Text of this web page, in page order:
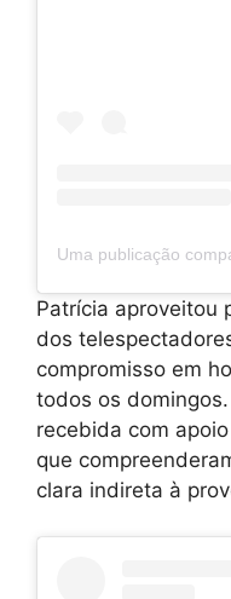
Patrícia aproveitou
dos
compromisso em
todos os
recebida com
que
clara indireta à